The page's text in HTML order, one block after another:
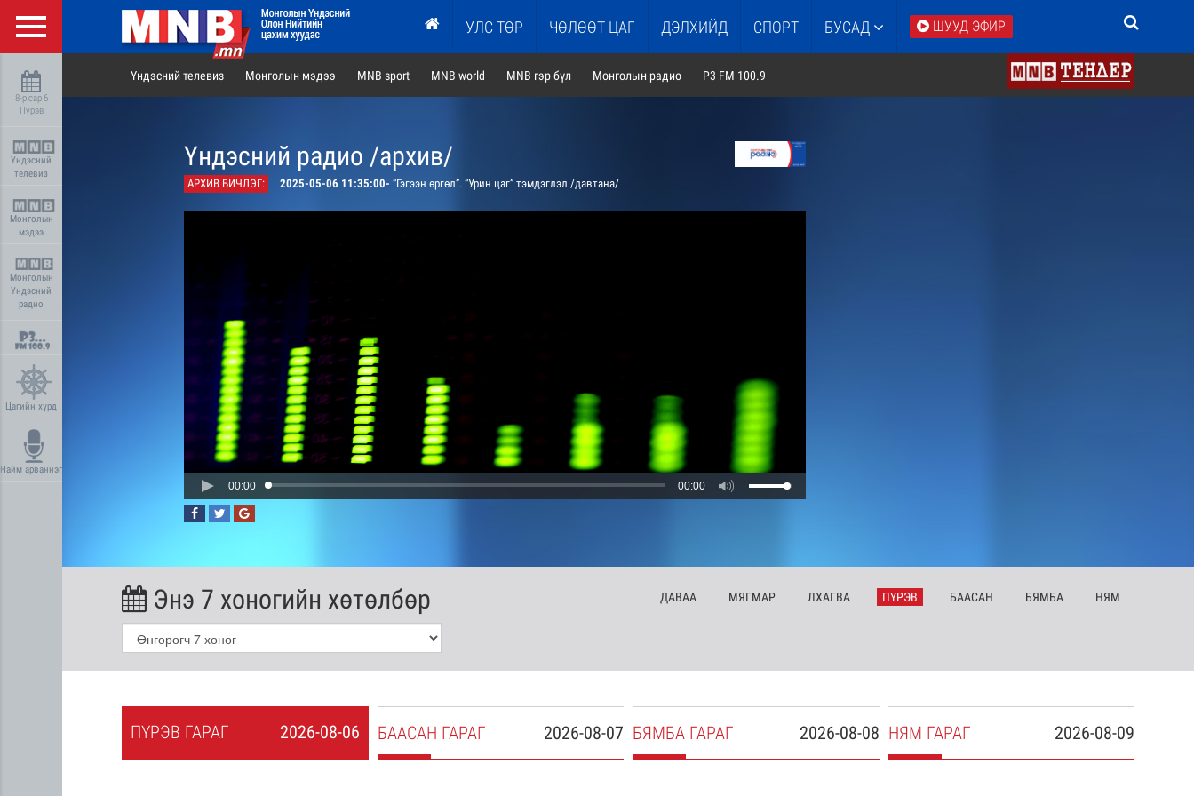
УЛС ТӨР ЧӨЛӨӨТ ЦАГ ДЭЛХИЙД СПОРТ БУСАД ШУУД ЭФИР
8-р сар 6
Пүрэв
Үндэсний
телевиз
Монголын
мэдээ
Монголын
Үндэсний
радио
Цагийн хүрд
Найм арваннэг
Үндэсний телевиз Монголын мэдээ MNB sport MNB world MNB гэр бүл Монголын радио P3 FM 100.9
Үндэсний радио /архив/
АРХИВ БИЧЛЭГ: 2025-05-06 11:35:00- “Гэгээн өргөл”. “Урин цаг” тэмдэглэл /давтана/
00:00 00:00
Энэ 7 хоногийн хөтөлбөр ДАВАА МЯГМАР ЛХАГВА ПҮРЭВ БААСАН БЯМБА НЯМ
2026-08-06
ПҮРЭВ ГАРАГ 2026-08-07
БААСАН ГАРАГ 2026-08-08
БЯМБА ГАРАГ 2026-08-09
НЯМ ГАРАГ